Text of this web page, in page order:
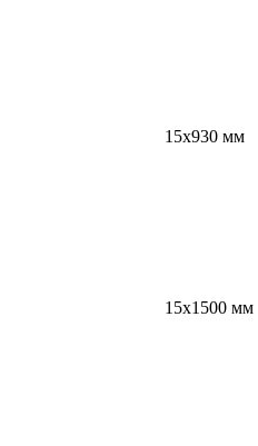
15x930 мм
15х1500 мм